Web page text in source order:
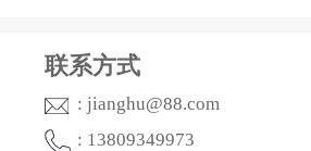
联系方式
: jianghu@88.com
: 13809349973